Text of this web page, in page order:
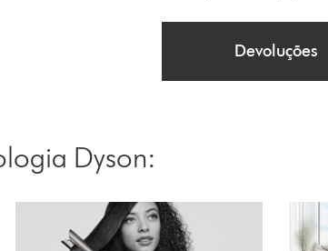
Devoluções
Dyson: